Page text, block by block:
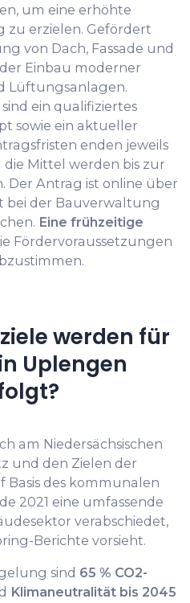
um eine erhöhte
zu erzielen. Gefördert
von Dach, Fassade und
Einbau moderner
Lüftungsanlagen.
ein qualifiziertes
sowie ein aktueller
enden jeweils
die Mittel werden bis zur
Der Antrag ist online über
bei der Bauverwaltung
Eine frühzeitige
Fördervoraussetzungen
werden für
Uplengen
am Niedersächsischen
und den Zielen der
Basis des kommunalen
2021 eine umfassende
verabschiedet,
Berichte vorsieht.
sind 65 % CO2-
Klimaneutralität bis 2045